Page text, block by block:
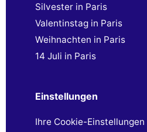
Silvester in Paris
Valentinstag in Paris
Weihnachten in Paris
14 Juli in Paris
Einstellungen
Ihre Cookie-Einstellungen